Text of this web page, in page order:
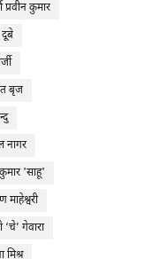
प्रवीन कुमार
बृज
नागर
'साहू'
माहेश्वरी
‘चे’ गेवारा
मिश्र